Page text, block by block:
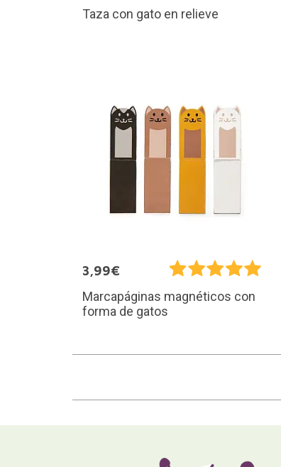
Taza con gato en relieve
3,99€
Marcapáginas magnéticos con
forma de gatos